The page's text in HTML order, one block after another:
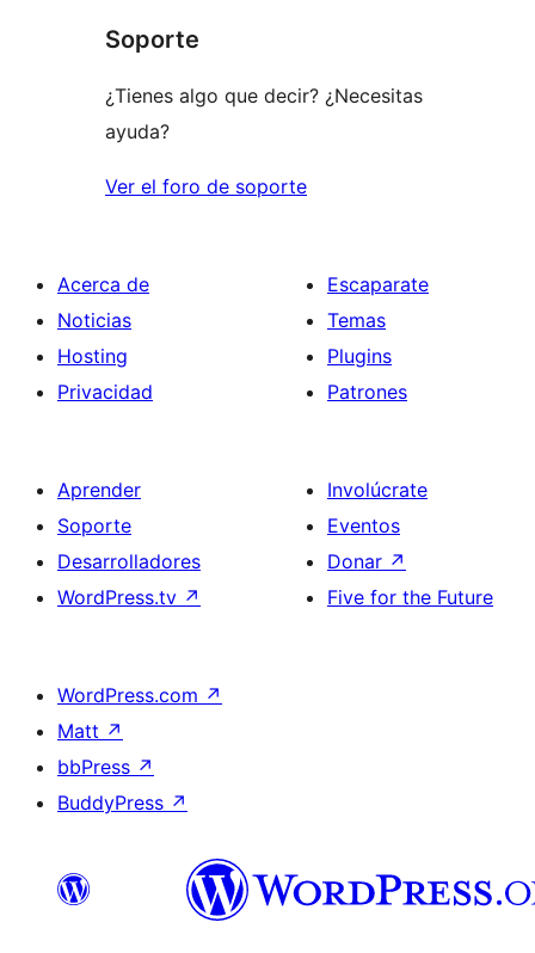
Soporte
¿Tienes algo que decir? ¿Necesitas
ayuda?
Ver el foro de soporte
Acerca de
Noticias
Hosting
Privacidad
Escaparate
Temas
Plugins
Patrones
Aprender
Soporte
Desarrolladores
WordPress.tv ↗
Involúcrate
Eventos
Donar ↗
Five for the Future
WordPress.com ↗
Matt ↗
bbPress ↗
BuddyPress ↗